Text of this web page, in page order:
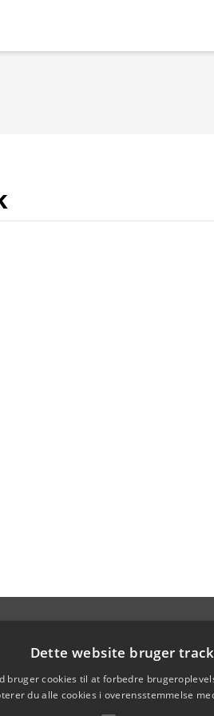
Dette website bruger
bruger cookies til at forbedre
du alle cookies i overensstemmelse